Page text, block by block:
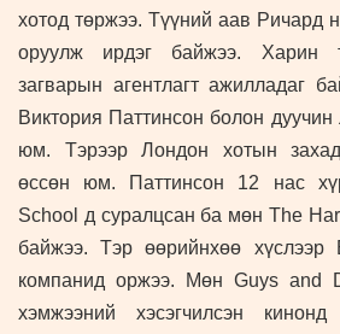
хотод төржээ. Түүний аав Ричард
оруулж ирдэг байжээ. Харин
загварын агентлагт ажилладаг
Виктория Паттинсон болон
юм. Тэрээр Лондон хотын
өссөн юм. Паттинсон 12 нас
School д суралцсан ба мөн The
байжээ. Тэр өөрийнхөө хүслээр
компанид оржээ. Мөн Guys and
хэмжээний хэсэгчилсэн